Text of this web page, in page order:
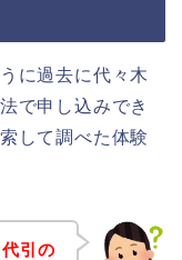
に過去に代々木
で申し込みでき
して調べた体験
引の